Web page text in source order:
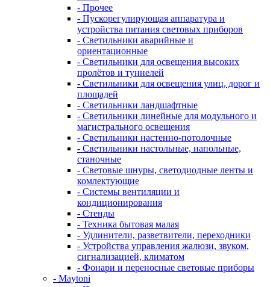
- Прочее
- Пускорегулирующая аппаратура и
устройства питания световых приборов
- Светильники аварийные и
ориентационные
- Светильники для освещения высоких
пролётов и туннелей
- Светильники для освещения улиц, дорог и
площадей
- Светильники ландшафтные
- Светильники линейные для модульного и
магистрального освещения
- Светильники настенно-потолочные
- Светильники настольные, напольные,
станочные
- Световые шнуры, светодиодные ленты и
комлектующие
- Системы вентиляции и
кондиционирования
- Стенды
- Техника бытовая малая
- Удлинители, разветвители, переходники
- Устройства управления жалюзи, звуком,
сигнализацией, климатом
- Фонари и переносные световые приборы
- Maytoni